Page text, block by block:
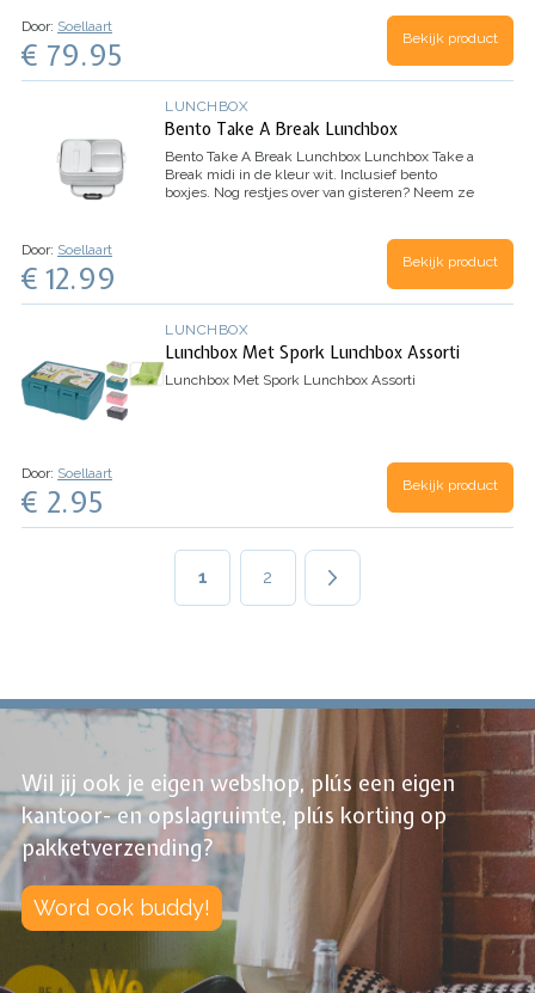
Door: Soellaart
€ 79.95 Bekijk product
LUNCHBOX
Bento Take A Break Lunchbox
Bento Take A Break Lunchbox Lunchbox Take a
Break midi in de kleur wit. Inclusief bento
boxjes. Nog restjes over van gisteren? Neem ze
Door: Soellaart
€ 12.99 Bekijk product
LUNCHBOX
Lunchbox Met Spork Lunchbox Assorti
Lunchbox Met Spork Lunchbox Assorti
Door: Soellaart
€ 2.95 Bekijk product
Paginering
Huidige
1 Page
2
Wil jij ook je eigen webshop, plús een eigen
kantoor- en opslagruimte, plús korting op
pakketverzending?
Word ook buddy!